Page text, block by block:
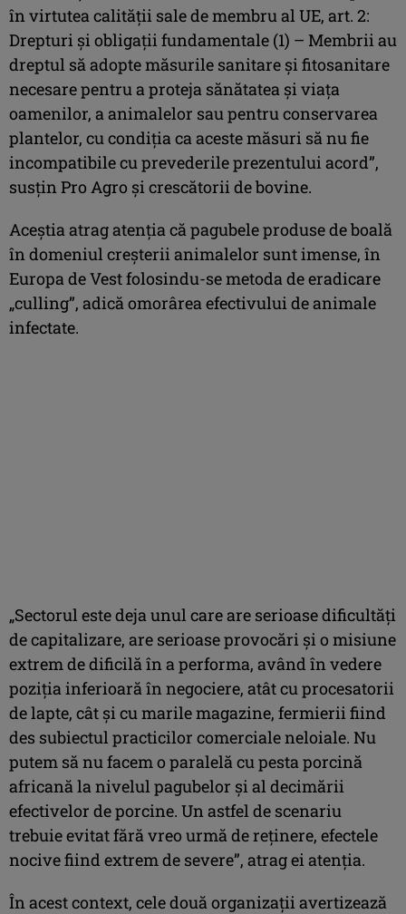
în virtutea calităţii sale de membru al UE, art. 2:
Drepturi şi obligaţii fundamentale (1) – Membrii au
dreptul să adopte măsurile sanitare şi fitosanitare
necesare pentru a proteja sănătatea şi viaţa
oamenilor, a animalelor sau pentru conservarea
plantelor, cu condiţia ca aceste măsuri să nu fie
incompatibile cu prevederile prezentului acord”,
susţin Pro Agro şi crescătorii de bovine.
Aceştia atrag atenţia că pagubele produse de boală
în domeniul creşterii animalelor sunt imense, în
Europa de Vest folosindu-se metoda de eradicare
„culling”, adică omorârea efectivului de animale
infectate.
„Sectorul este deja unul care are serioase dificultăţi
de capitalizare, are serioase provocări şi o misiune
extrem de dificilă în a performa, având în vedere
poziţia inferioară în negociere, atât cu procesatorii
de lapte, cât şi cu marile magazine, fermierii fiind
des subiectul practicilor comerciale neloiale. Nu
putem să nu facem o paralelă cu pesta porcină
africană la nivelul pagubelor şi al decimării
efectivelor de porcine. Un astfel de scenariu
trebuie evitat fără vreo urmă de reţinere, efectele
nocive fiind extrem de severe”, atrag ei atenţia.
În acest context, cele două organizaţii avertizează